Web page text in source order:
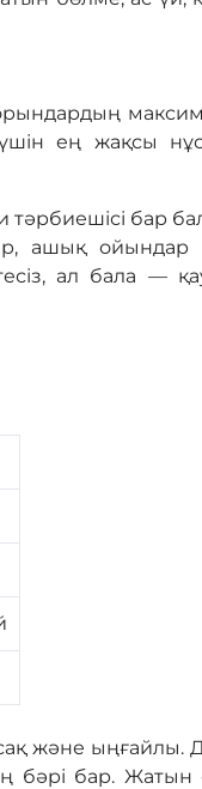
ең жақсы
тәрбиешісі бар
ашық ойындар
ал бала —
және ыңғайлы.
бәрі бар.